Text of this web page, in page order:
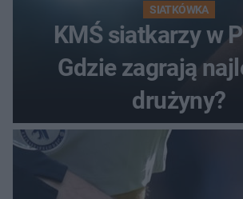
SIATKÓWKA
KMŚ siatkarzy w
Gdzie zagrają
drużyny?